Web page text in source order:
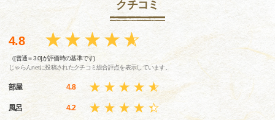
クチコミ
4.8
（[普通＝3.0]が評価時の基準です)
じゃらんnetに投稿されたクチコミ総合評点を表示しています。
部屋 4.8
風呂 4.2